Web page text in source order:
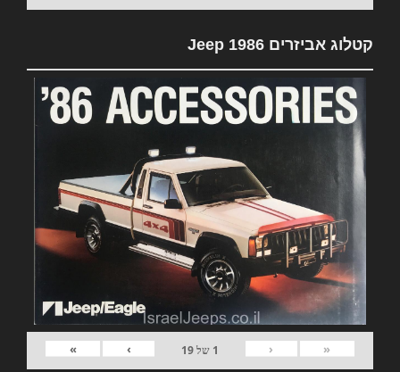
קטלוג אביזרים Jeep 1986
«
‹
1 של19
›
»